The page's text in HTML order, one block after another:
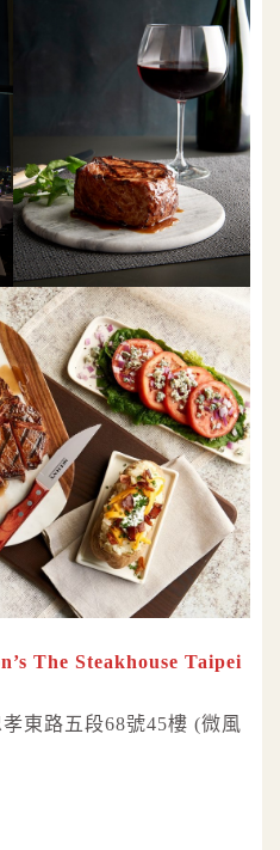
The Steakhouse Taipei
東路五段68號45樓 (微風